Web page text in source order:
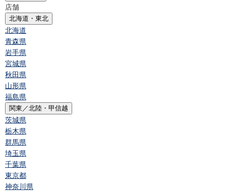
店舗
北海道・東北
北海道
青森県
岩手県
宮城県
秋田県
山形県
福島県
関東／北陸・甲信越
茨城県
栃木県
群馬県
埼玉県
千葉県
東京都
神奈川県